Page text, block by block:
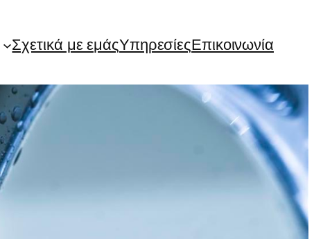
Σχετικά με εμάςΥπηρεσίεςΕπικοινωνία